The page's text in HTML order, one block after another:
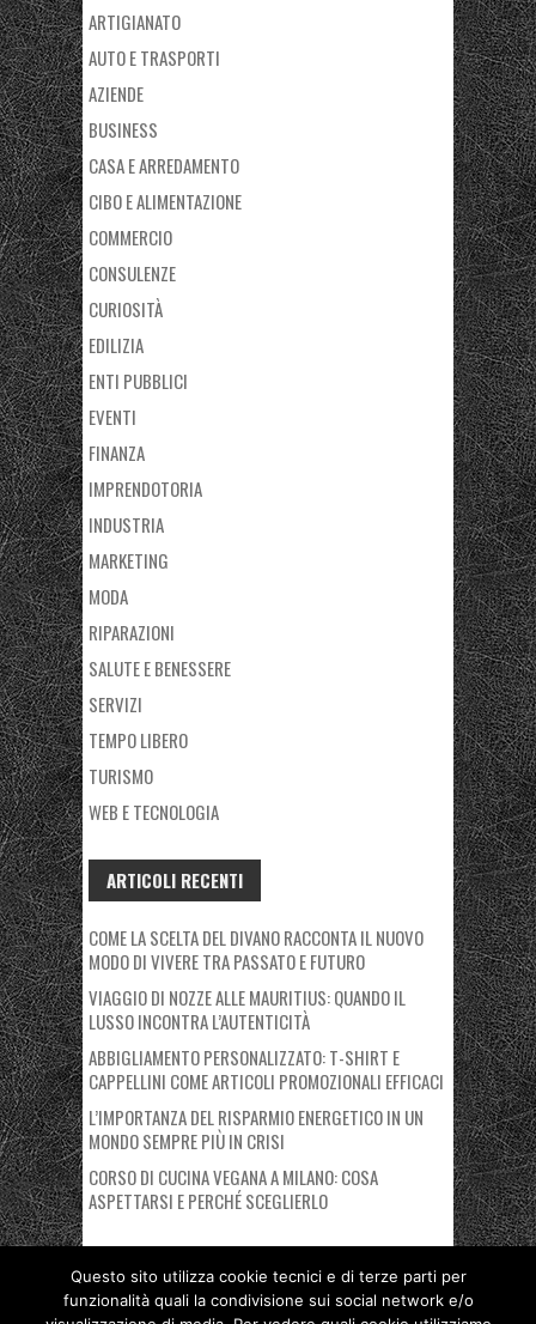
ARTIGIANATO
AUTO E TRASPORTI
AZIENDE
BUSINESS
CASA E ARREDAMENTO
CIBO E ALIMENTAZIONE
COMMERCIO
CONSULENZE
CURIOSITÀ
EDILIZIA
ENTI PUBBLICI
EVENTI
FINANZA
IMPRENDOTORIA
INDUSTRIA
MARKETING
MODA
RIPARAZIONI
SALUTE E BENESSERE
SERVIZI
TEMPO LIBERO
TURISMO
WEB E TECNOLOGIA
ARTICOLI RECENTI
COME LA SCELTA DEL DIVANO RACCONTA IL NUOVO
MODO DI VIVERE TRA PASSATO E FUTURO
VIAGGIO DI NOZZE ALLE MAURITIUS: QUANDO IL
LUSSO INCONTRA L’AUTENTICITÀ
ABBIGLIAMENTO PERSONALIZZATO: T-SHIRT E
CAPPELLINI COME ARTICOLI PROMOZIONALI EFFICACI
L’IMPORTANZA DEL RISPARMIO ENERGETICO IN UN
MONDO SEMPRE PIÙ IN CRISI
CORSO DI CUCINA VEGANA A MILANO: COSA
ASPETTARSI E PERCHÉ SCEGLIERLO
Copyright © 2026 Nuovo Polo Fiera Milano. Proudly powered by
Questo sito utilizza cookie tecnici e di terze parti per
funzionalità quali la condivisione sui social network e/o